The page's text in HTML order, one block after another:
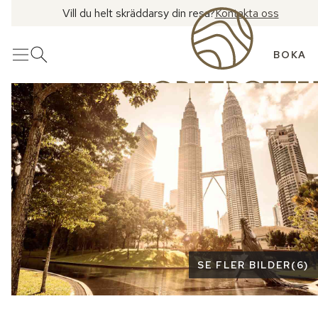
Vill du helt skräddarsy din resa?Kontakta oss
MenyÖppna sök BOKA
Se fler bilder
SE FLER BILDER(6)